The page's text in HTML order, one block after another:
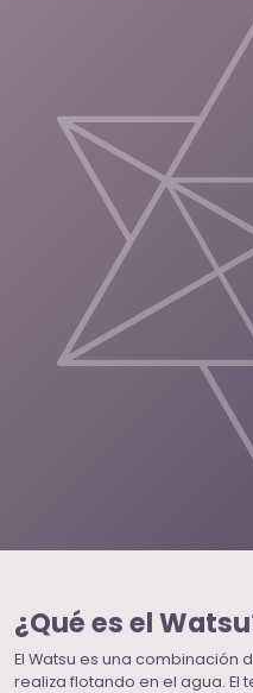
¿Qué es el
El Watsu es una combinación
realiza flotando en el agua. El